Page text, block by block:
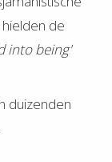
de
into being'
duizenden